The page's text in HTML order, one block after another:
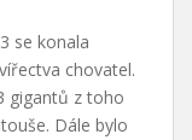
se konala
chovatel.
gigantů z toho
Dále bylo